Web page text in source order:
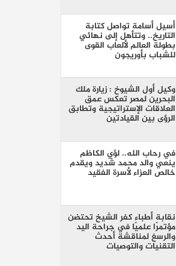
أسيل أسامة تواصل كتابة
التاريخ.. وتتأهل إلى نهائي
بطولة العالم لألعاب القوى
للشباب بأوريجون
وكيل أول الشيوخ : زيارة ملك
البحرين لمصر تعكس عمق
العلاقات الإستراتيجية وتطابق
الرؤى بين القيادتين
في رحاب الله.. لؤي الكاظم
ينعي والد محمد شديد ويقدم
خالص العزاء لأسرة الفقيد
نقابة أطباء كفر الشيخ تحتضن
مؤتمرًا علميًا في جراحة اليد
والرسغ لمناقشة أحدث
التقنيات والتوصيات